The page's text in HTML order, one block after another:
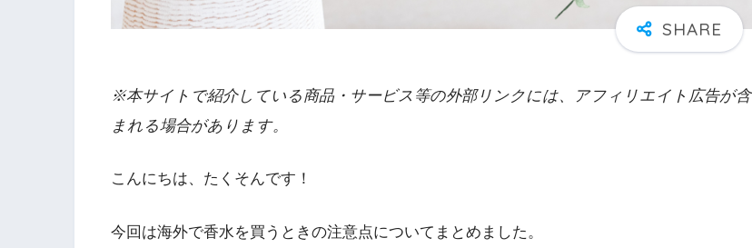
※本サイトで紹介している商品・サービス等の外部リンクには、アフィリエイト広告が含
まれる場合があります。
こんにちは、たくそんです！
今回は海外で香水を買うときの注意点についてまとめました。